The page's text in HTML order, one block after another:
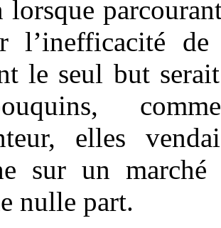
lorsque
l’inefficacité
le seul but
elles
sur un
nulle part.